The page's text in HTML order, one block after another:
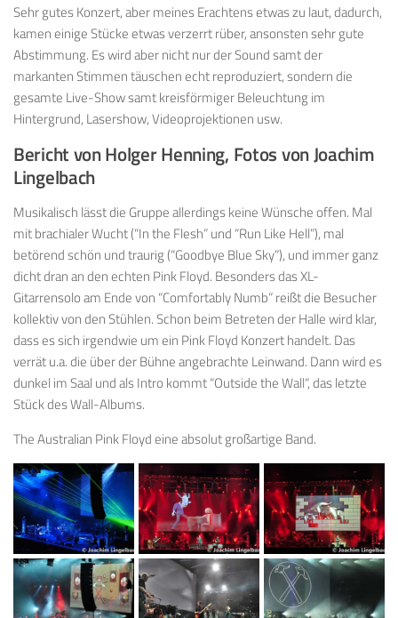
Sehr gutes Konzert, aber meines Erachtens etwas zu laut, dadurch,
kamen einige Stücke etwas verzerrt rüber, ansonsten sehr gute
Abstimmung. Es wird aber nicht nur der Sound samt der
markanten Stimmen täuschen echt reproduziert, sondern die
gesamte Live-Show samt kreisförmiger Beleuchtung im
Hintergrund, Lasershow, Videoprojektionen usw.
Bericht von Holger Henning, Fotos von Joachim
Lingelbach
Musikalisch lässt die Gruppe allerdings keine Wünsche offen. Mal
mit brachialer Wucht (“In the Flesh” und “Run Like Hell”), mal
betörend schön und traurig (“Goodbye Blue Sky”), und immer ganz
dicht dran an den echten Pink Floyd. Besonders das XL-
Gitarrensolo am Ende von “Comfortably Numb” reißt die Besucher
kollektiv von den Stühlen. Schon beim Betreten der Halle wird klar,
dass es sich irgendwie um ein Pink Floyd Konzert handelt. Das
verrät u.a. die über der Bühne angebrachte Leinwand. Dann wird es
dunkel im Saal und als Intro kommt “Outside the Wall“, das letzte
Stück des Wall-Albums.
The Australian Pink Floyd eine absolut großartige Band.